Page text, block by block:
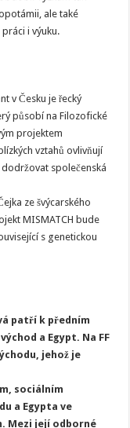
ale také
i výuku.
v Česku je řecký
působí na Filozofické
projektem
vztahů ovlivňují
společenská
ze švýcarského
MISMATCH bude
s genetickou
patří k předním
a Egypt. Na FF
jehož je
sociálním
a Egypta ve
Mezi její odborné